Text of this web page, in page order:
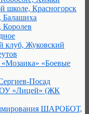
школе, Красногорск
Балашиха
Королев
клуб, Жуковский
«Боевые
Посад
«Лицей» (ЖК
ШАРОБОТ,